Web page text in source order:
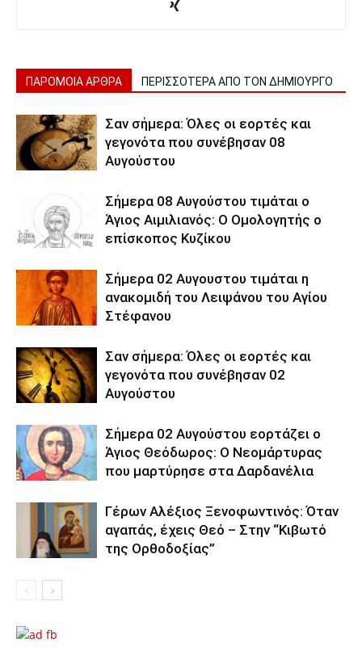
ΠΑΡΟΜΟΙΑ ΑΡΘΡΑ ΠΕΡΙΣΣΟΤΕΡΑ ΑΠΟ ΤΟΝ ΔΗΜΙΟΥΡΓΟ
Σαν σήμερα: Όλες οι εορτές και
γεγονότα που συνέβησαν 08
Αυγούστου
Σήμερα 08 Αυγούστου τιμάται ο
Άγιος Αιμιλιανός: Ο Ομολογητής ο
επίσκοπος Κυζίκου
Σήμερα 02 Αυγουστου τιμάται η
ανακομιδή του Λειψάνου του Αγίου
Στέφανου
Σαν σήμερα: Όλες οι εορτές και
γεγονότα που συνέβησαν 02
Αυγούστου
Σήμερα 02 Αυγούστου εορτάζει ο
Άγιος Θεόδωρος: Ο Νεομάρτυρας
που μαρτύρησε στα Δαρδανέλια
Γέρων Αλέξιος Ξενοφωντινός: Όταν
αγαπάς, έχεις Θεό – Στην “Κιβωτό
της Ορθοδοξίας”